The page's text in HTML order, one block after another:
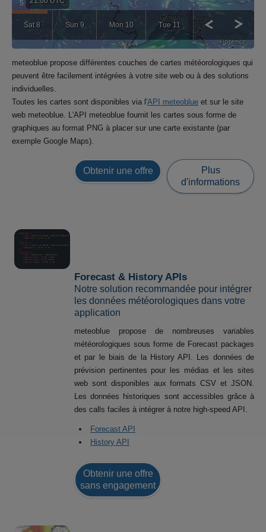
Sat 8 Sun 9 Mon 10 Tue 11
meteoblue propose différentes couches de cartes météorologiques qui
peuvent être facilement intégrées à votre site web ou à des solutions
individuelles.
Toutes les cartes sont disponibles via l'API meteoblue et sur le site
web meteoblue. L'API meteoblue fournit les cartes sous forme de
graphiques au format PNG à placer sur une carte existante (par
exemple Google Maps).
Obtenir une offre
Plus
d'informations
Forecast & History APIs
Notre solution recommandée pour intégrer
les données météorologiques dans votre
application
meteoblue propose de nombreuses variables
météorologiques sous forme de Forecast packages
et par le biais de la History API. Les données de
prévision pertinentes pour les médias et les sites
web sont disponibles aux formats CSV et JSON.
Les données historiques sont accessibles grâce à
des calls faciles à intégrer à notre high-speed API.
Forecast API
History API
Obtenir une offre
sans engagement